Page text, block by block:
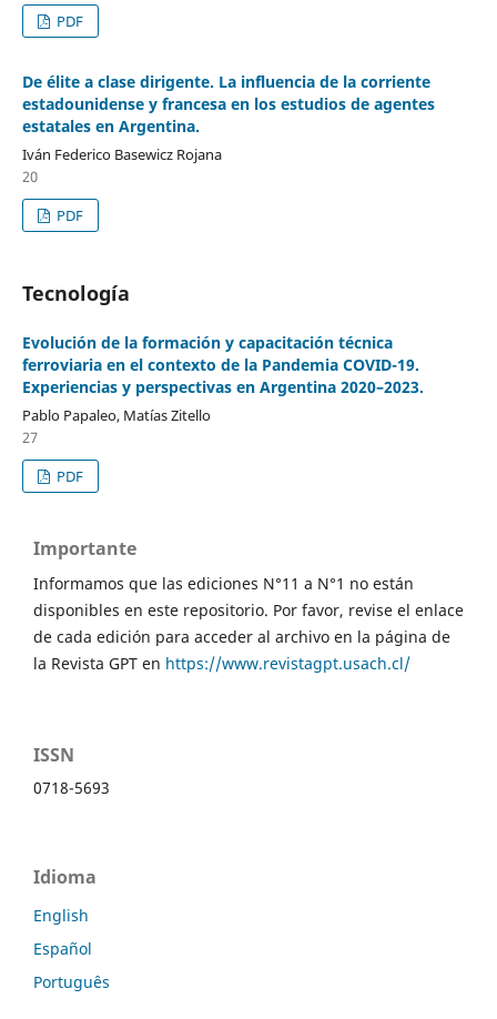
PDF
De élite a clase dirigente. La influencia de la corriente
estadounidense y francesa en los estudios de agentes
estatales en Argentina.
Iván Federico Basewicz Rojana
20
PDF
Tecnología
Evolución de la formación y capacitación técnica
ferroviaria en el contexto de la Pandemia COVID-19.
Experiencias y perspectivas en Argentina 2020–2023.
Pablo Papaleo, Matías Zitello
27
PDF
Importante
Informamos que las ediciones N°11 a N°1 no están
disponibles en este repositorio. Por favor, revise el enlace
de cada edición para acceder al archivo en la página de
la Revista GPT en https://www.revistagpt.usach.cl/
ISSN
0718-5693
Idioma
English
Español
Português